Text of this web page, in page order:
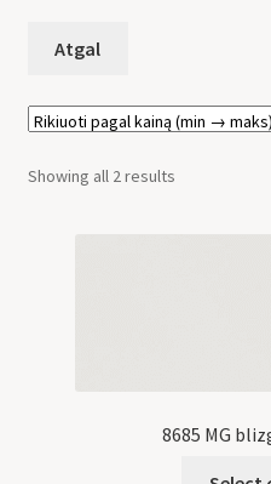
Profilis
Showing all 2 results
8685 MG